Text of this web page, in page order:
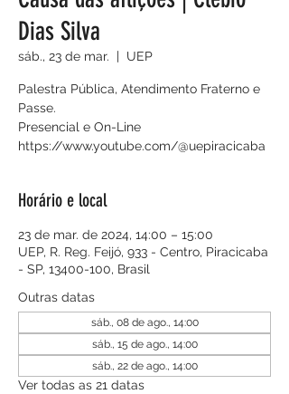
Dias Silva
sáb., 23 de mar.
  |
UEP
Palestra Pública, Atendimento Fraterno e
Passe.
Presencial e On-Line
https://www.youtube.com/@uepiracicaba
Horário e local
23 de mar. de 2024, 14:00 – 15:00
UEP, R. Reg. Feijó, 933 - Centro, Piracicaba
- SP, 13400-100, Brasil
Outras datas
sáb., 08 de ago., 14:00
sáb., 15 de ago., 14:00
sáb., 22 de ago., 14:00
Ver todas as 21 datas